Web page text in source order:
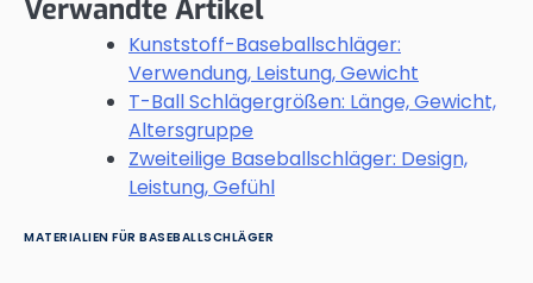
Verwandte Artikel
Kunststoff-Baseballschläger:
Verwendung, Leistung, Gewicht
T-Ball Schlägergrößen: Länge, Gewicht,
Altersgruppe
Zweiteilige Baseballschläger: Design,
Leistung, Gefühl
MATERIALIEN FÜR BASEBALLSCHLÄGER